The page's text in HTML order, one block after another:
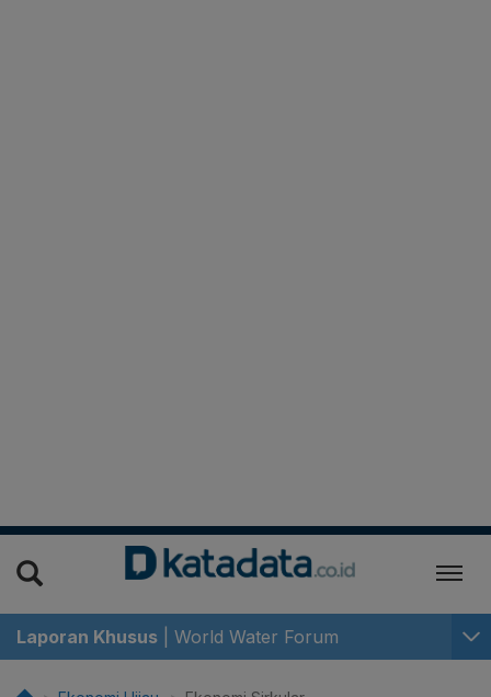
Laporan Khusus World Water Forum